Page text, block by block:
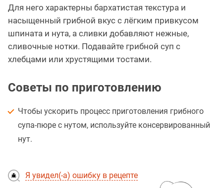
Для него характерны бархатистая текстура и
насыщенный грибной вкус с лёгким привкусом
шпината и нута, а сливки добавляют нежные,
сливочные нотки. Подавайте грибной суп с
хлебцами или хрустящими тостами.
Советы по приготовлению
Чтобы ускорить процесс приготовления грибного
супа-пюре с нутом, используйте консервированный
нут.
Я увидел(-а) ошибку в рецепте